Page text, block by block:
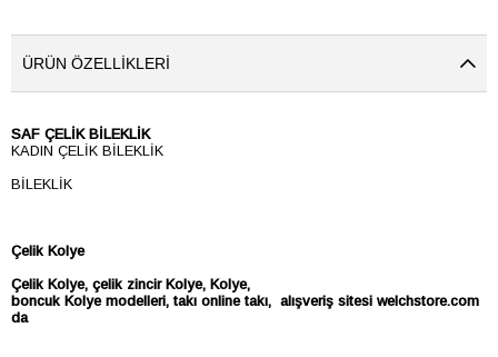
ÜRÜN ÖZELLIKLERI
SAF ÇELİK BİLEKLİK
KADIN ÇELİK BİLEKLİK
BİLEKLİK
Çelik Kolye
Çelik Kolye, çelik zincir Kolye, Kolye,
boncuk Kolye modelleri, takı online takı, alışveriş sitesi welchstore.com
da